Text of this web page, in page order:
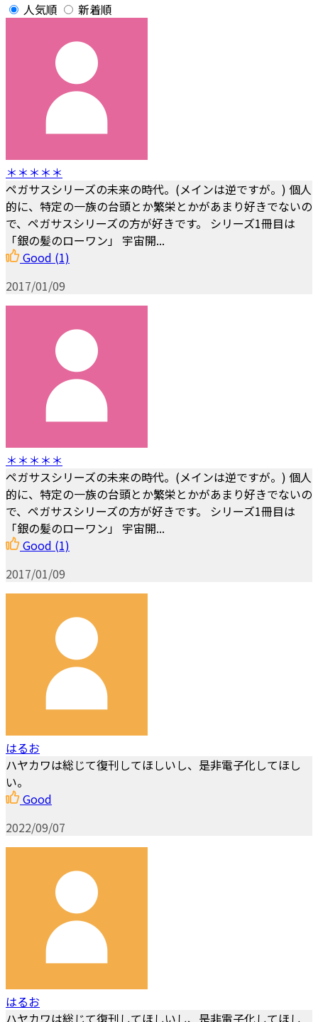
人気順 新着順
＊＊＊＊＊
ペガサスシリーズの未来の時代。(メインは逆ですが。) 個人
的に、特定の一族の台頭とか繁栄とかがあまり好きでないの
で、ペガサスシリーズの方が好きです。 シリーズ1冊目は
「銀の髪のローワン」 宇宙開...
Good (1)
2017/01/09
＊＊＊＊＊
ペガサスシリーズの未来の時代。(メインは逆ですが。) 個人
的に、特定の一族の台頭とか繁栄とかがあまり好きでないの
で、ペガサスシリーズの方が好きです。 シリーズ1冊目は
「銀の髪のローワン」 宇宙開...
Good (1)
2017/01/09
はるお
ハヤカワは総じて復刊してほしいし、是非電子化してほし
い。
Good
2022/09/07
はるお